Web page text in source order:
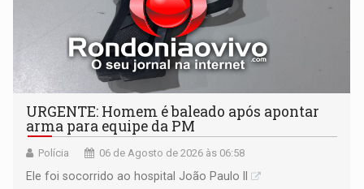
URGENTE: Homem é baleado após apontar
arma para equipe da PM
Polícia 06 de Agosto de 2026 às 06:58
Ele foi socorrido ao hospital João Paulo II